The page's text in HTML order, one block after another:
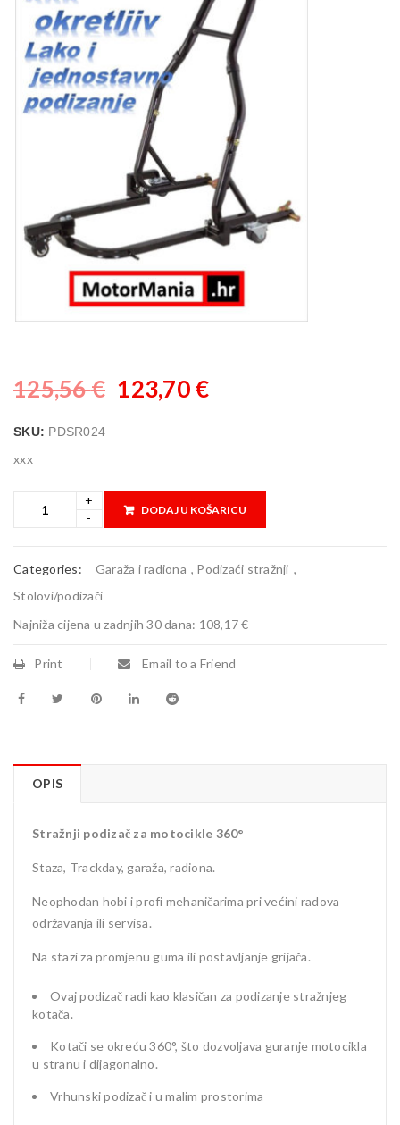
125,56€ 123,70€
SKU: PDSR024
xxx
DODAJ U KOŠARICU
Categories: Garaža i radiona , Podizaći stražnji ,
Stolovi/podizači
Najniža cijena u zadnjih 30 dana: 108,17 €
Print Email to a Friend
OPIS
Stražnji podizač za motocikle 360°
Staza, Trackday, garaža, radiona.
Neophodan hobi i profi mehaničarima pri većini radova
održavanja ili servisa.
Na stazi za promjenu guma ili postavljanje grijača.
Ovaj podizač radi kao klasičan za podizanje stražnjeg
kotača.
Kotači se okreću 360°, što dozvoljava guranje motocikla
u stranu i dijagonalno.
Vrhunski podizač i u malim prostorima